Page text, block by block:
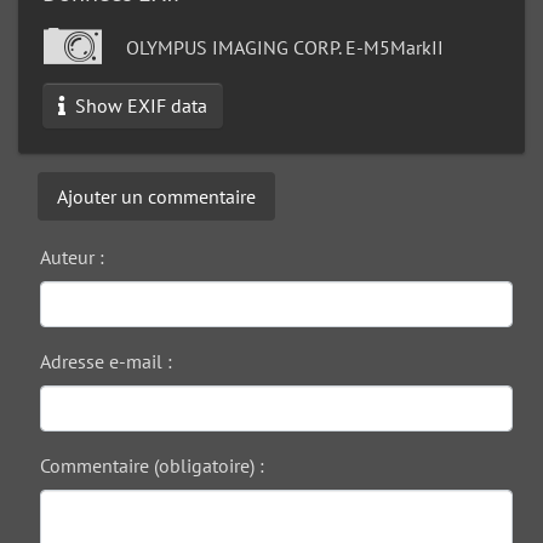
OLYMPUS IMAGING CORP. E-M5MarkII
Show EXIF data
Ajouter un commentaire
Auteur :
Adresse e-mail :
Commentaire (obligatoire) :